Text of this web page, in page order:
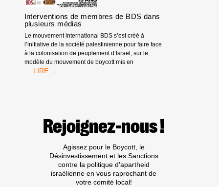
Interventions de membres de BDS dans
plusieurs médias
Le mouvement international BDS s’est créé à
l’initiative de la société palestinienne pour faire face
à la colonisation de peuplement d’Israël, sur le
modèle du mouvement de boycott mis en
INTERVENTIONS
PLUSIEURS
MÉDIASRejoignez-nous !
Agissez pour le Boycott, le
Désinvestissement et les Sanctions
contre la politique d'apartheid
israélienne en vous raprochant de
votre comité local!